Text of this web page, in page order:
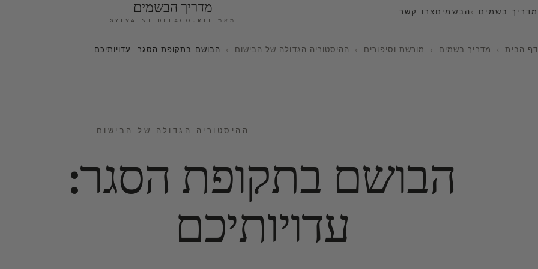
מדריך בשמים הבשמיםצרו קשר מדריך הבשמים
מאת SYLVAINE DELACOURTE
דף הבית › מדריך בשמים › מורשת וסיפורים › ההיסטוריה הגדולה של הבישום › הבושם בתקופת הסגר: עדויותיכם
ההיסטוריה הגדולה של הבישום
הבושם בתקופת הסגר:
עדויותיכם